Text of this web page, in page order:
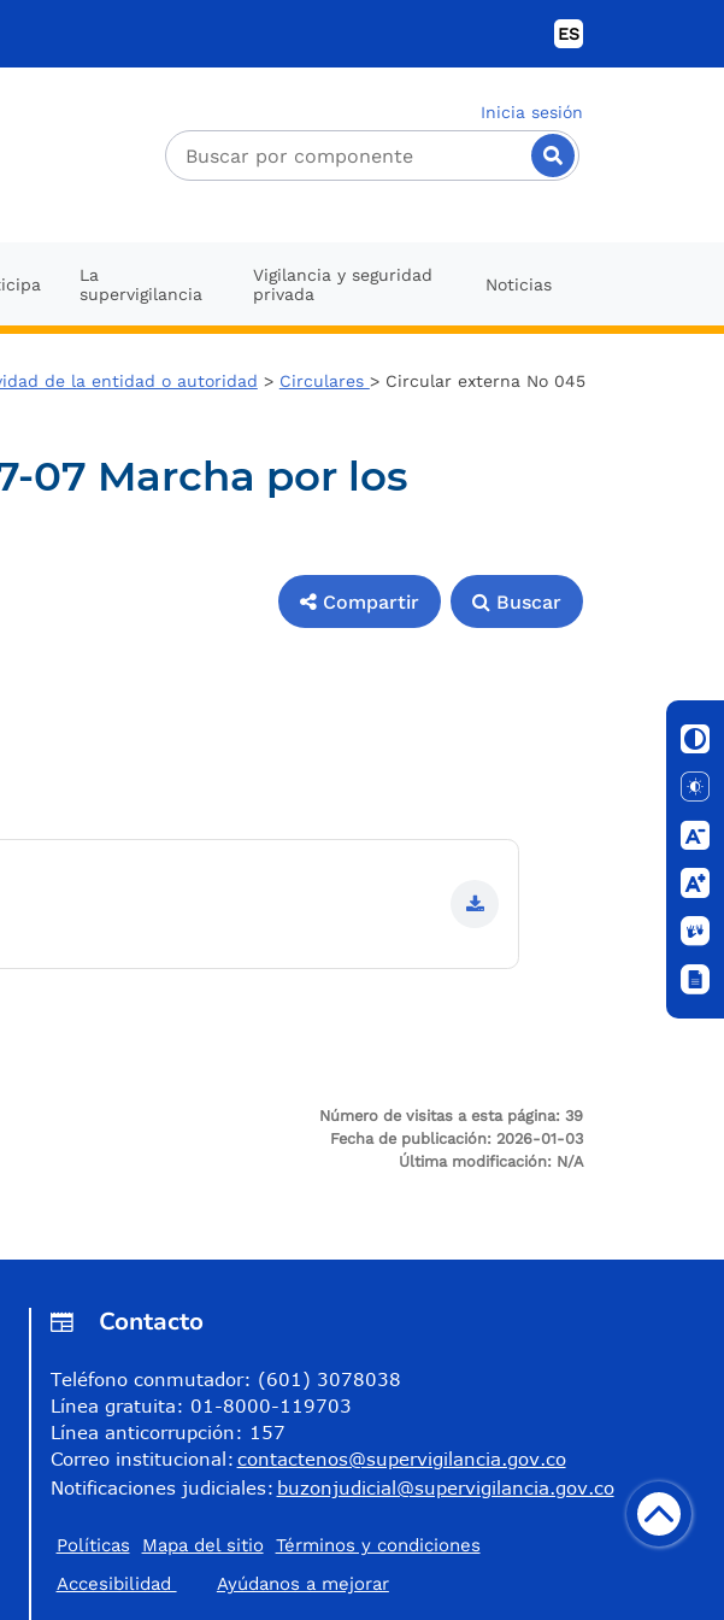
ES
Inicia sesión
La
supervigilancia
Vigilancia y seguridad
privada
Noticias
de la entidad o autoridad > Circulares > Circular externa No 045
07 Marcha por los
Compartir Buscar
Número de visitas a esta página: 39
Fecha de publicación: 2026-01-03
Última modificación: N/A
Contacto
Teléfono conmutador: (601) 3078038
Línea gratuita: 01-8000-119703
Línea anticorrupción: 157
Correo institucional: contactenos@supervigilancia.gov.co
Notificaciones judiciales: buzonjudicial@supervigilancia.gov.co
Políticas Mapa del sitio
Términos y condiciones
Accesibilidad
​Ayúdanos a mejorar